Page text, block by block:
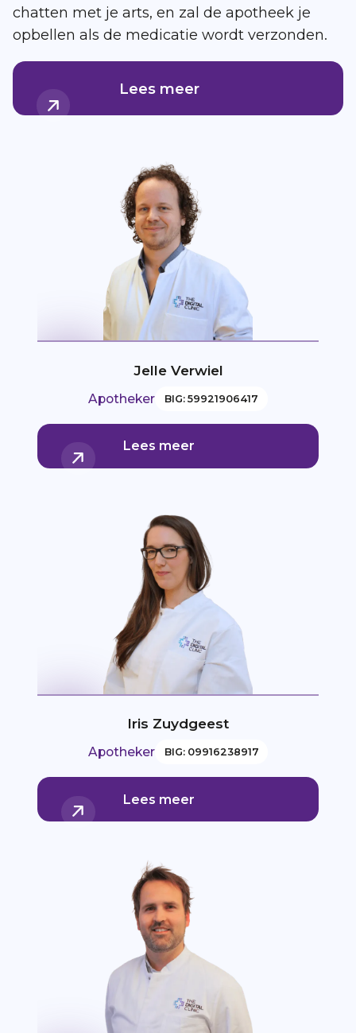
chatten met je arts, en zal de apotheek je
opbellen als de medicatie wordt verzonden.
Lees meer
Jelle Verwiel
Apotheker BIG: 59921906417
Lees meer
Iris Zuydgeest
Apotheker BIG: 09916238917
Lees meer